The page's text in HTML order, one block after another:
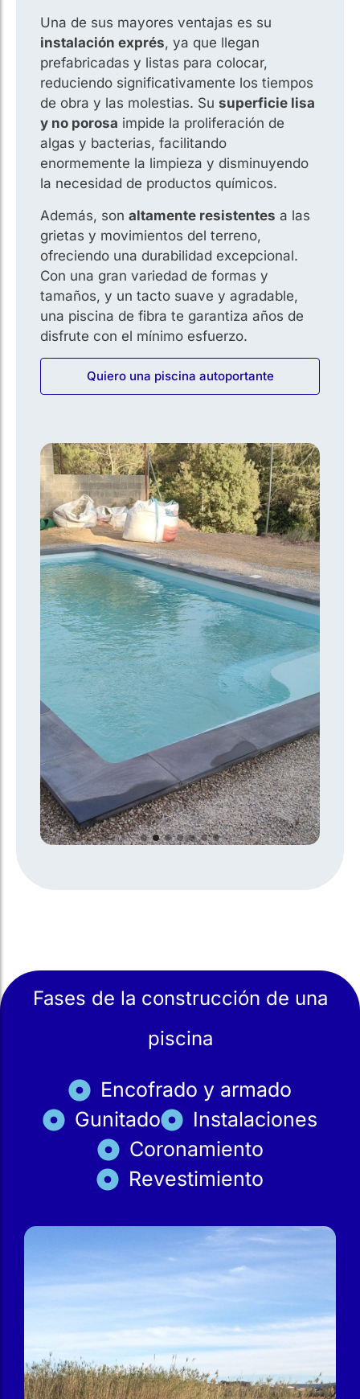
Una de sus mayores ventajas es su
instalación exprés, ya que llegan
prefabricadas y listas para colocar,
reduciendo significativamente los tiempos
de obra y las molestias. Su superficie lisa
y no porosa impide la proliferación de
algas y bacterias, facilitando
enormemente la limpieza y disminuyendo
la necesidad de productos químicos.
Además, son altamente resistentes a las
grietas y movimientos del terreno,
ofreciendo una durabilidad excepcional.
Con una gran variedad de formas y
tamaños, y un tacto suave y agradable,
una piscina de fibra te garantiza años de
disfrute con el mínimo esfuerzo.
Quiero una piscina autoportante
Fases de la construcción de una
piscina
Encofrado y armado
Gunitado
Instalaciones
Coronamiento
Revestimiento